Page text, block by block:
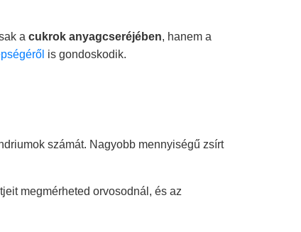
a cukrok anyagcseréjében, hanem a
is gondoskodik.
számát. Nagyobb mennyiségű zsírt
megmérheted orvosodnál, és az